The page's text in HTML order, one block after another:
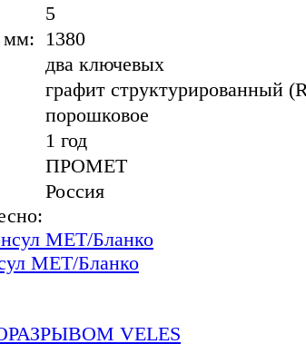
5
мм: 1380
два ключевых
графит структурированный
порошковое
1 год
ПРОМЕТ
Россия
МЕТ/Бланко